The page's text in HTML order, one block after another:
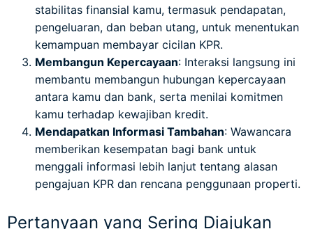
stabilitas finansial kamu, termasuk pendapatan,
pengeluaran, dan beban utang, untuk menentukan
kemampuan membayar cicilan KPR.
Membangun Kepercayaan: Interaksi langsung ini
membantu membangun hubungan kepercayaan
antara kamu dan bank, serta menilai komitmen
kamu terhadap kewajiban kredit.
Mendapatkan Informasi Tambahan: Wawancara
memberikan kesempatan bagi bank untuk
menggali informasi lebih lanjut tentang alasan
pengajuan KPR dan rencana penggunaan properti.
Pertanyaan yang Sering Diajukan